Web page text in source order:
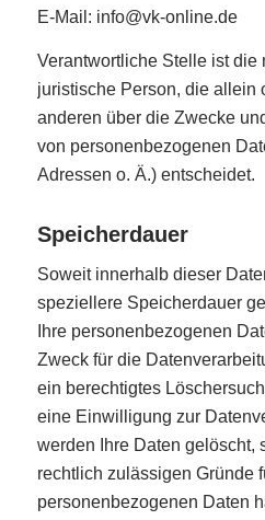
E-Mail: info@vk-online.de
Verantwortliche Stelle ist die
juristische Person, die allein
anderen über die Zwecke
von personenbezogenen
Adressen o. Ä.) entscheidet.
Speicherdauer
Soweit innerhalb dieser
speziellere Speicherdauer
Ihre personenbezogenen
Zweck für die
ein berechtigtes
eine Einwilligung zur
werden Ihre Daten gelöscht,
rechtlich zulässigen Gründe
personenbezogenen Daten